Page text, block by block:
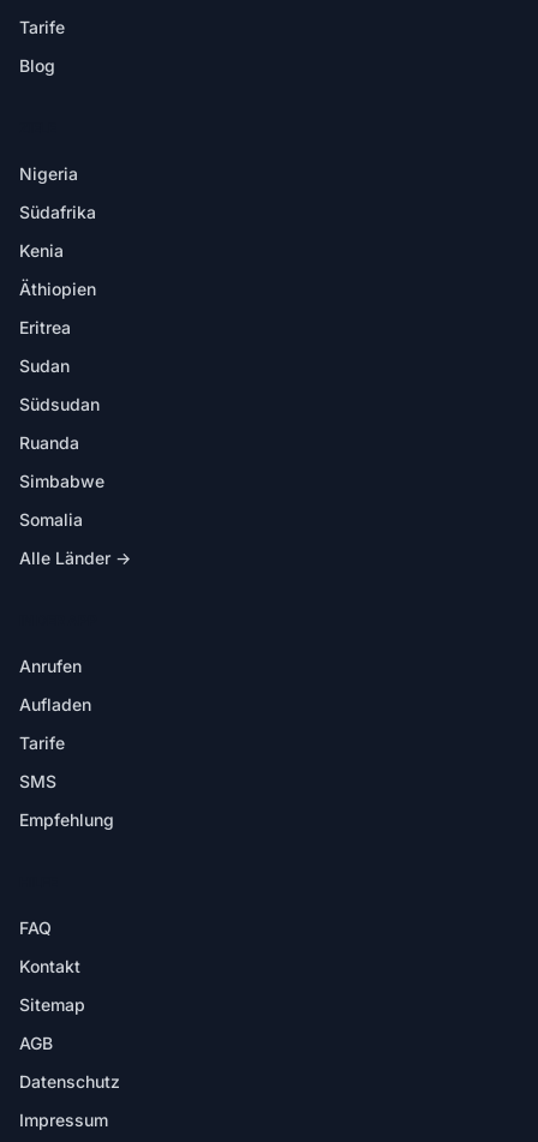
Tarife
Blog
Nigeria
Südafrika
Kenia
Äthiopien
Eritrea
Sudan
Südsudan
Ruanda
Simbabwe
Somalia
Alle Länder →
Anrufen
Aufladen
Tarife
SMS
Empfehlung
FAQ
Kontakt
Sitemap
AGB
Datenschutz
Impressum